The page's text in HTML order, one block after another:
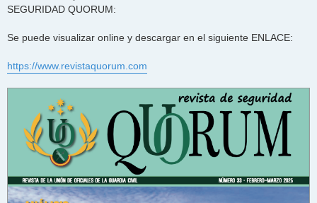
a
SEGURIDAD QUORUM:
Se puede visualizar online y descargar en el siguiente ENLACE:
https://www.revistaquorum.com